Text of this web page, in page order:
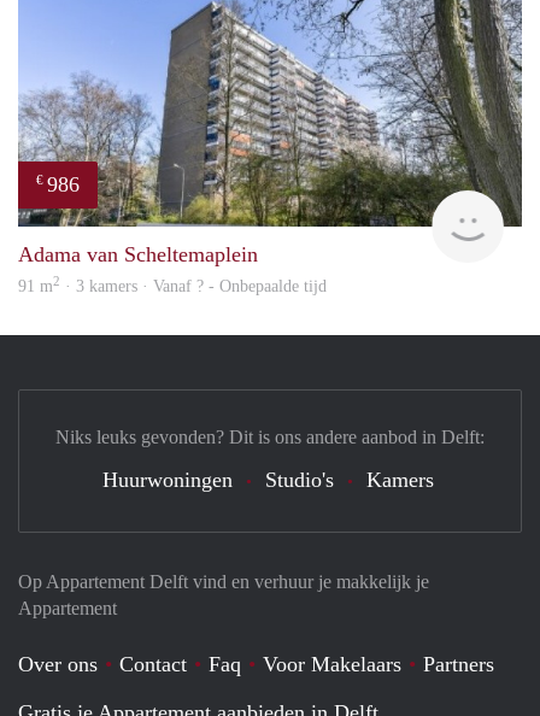
€ 986
Adama van Scheltemaplein
91 m2 · 3 kamers · Vanaf ? - Onbepaalde tijd
Op Appartement Delft vind en verhuur je makkelijk je
Appartement
Over ons Contact Faq Voor Makelaars
Partners
Niks leuks gevonden? Dit is ons andere aanbod in Delft:
Huurwoningen Studio's Kamers